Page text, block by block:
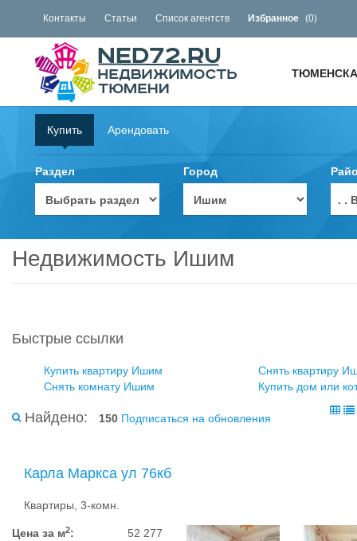
Контакты Статьи Список агентств Избранное (0)
Купить Арендовать
Раздел Город
. .
Недвижимость Ишим
Быстрые ссылки
Купить квартиру Ишим
Снять квартиру
Снять комнату Ишим
Купить дом или
Найдено: 150 Подписаться на обновления
Карла Маркса ул 76кб
Квартиры, 3-комн.
Цена за м2:
52 277